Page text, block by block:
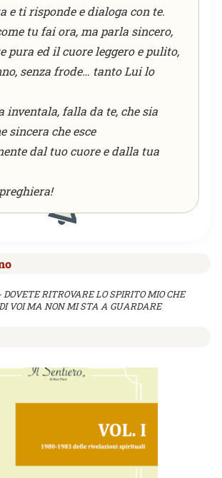
e ti risponde e dialoga con te.
tu fai ora, ma parla sincero,
pura ed il cuore leggero e pulito,
senza frode… tanto Lui lo
inventala, falla da te, che sia
sincera che esce
dal tuo cuore e dalla tua
RITROVARE LO SPIRITO MIO CHE
VOI MA NON MI STA A GUARDARE